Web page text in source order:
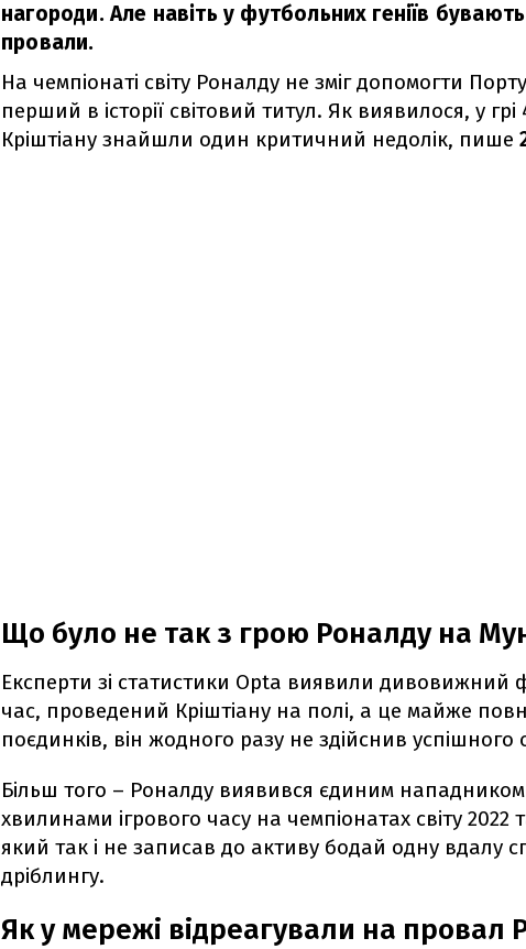
нагороди. Але навіть у футбольних геніїв бувають
провали.
На чемпіонаті світу Роналду не зміг допомогти
перший в історії світовий титул. Як виявилося, у грі
Кріштіану знайшли один критичний недолік, пише
Що було не так з грою Роналду на
Експерти зі статистики Opta виявили дивовижний
час, проведений Кріштіану на полі, а це майже
поєдинків, він жодного разу не здійснив успішного
Більш того – Роналду виявився єдиним
хвилинами ігрового часу на чемпіонатах світу 2022
який так і не записав до активу бодай одну вдалу
дріблингу.
Як у мережі відреагували на провал